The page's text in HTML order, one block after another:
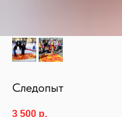
Следопыт
3 500 р.